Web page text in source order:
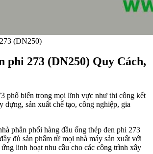
(DN250)
phi 273 (DN250) Quy Cách,
phổ biến trong mọi lĩnh vực như thi công kết
dựng, sản xuất chế tạo, công nghiệp, gia
phân phối hàng đầu ống thép đen phi 273
đủ sản phẩm từ mọi nhà máy sản xuất với
ứng linh hoạt nhu cầu cho các công trình xây